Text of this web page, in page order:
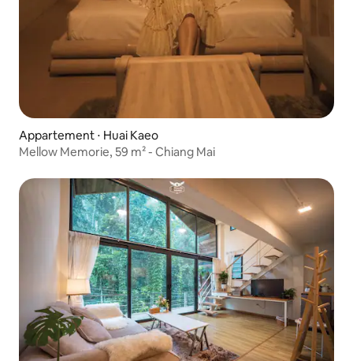
Appartement ⋅ Huai Kaeo
Mellow Memorie, 59 m² - Chiang Mai